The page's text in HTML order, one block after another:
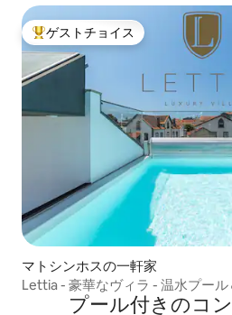
大好評のゲストチョイスです。
ゲストチョイス
マトシンホスの一軒家
Lettia - 豪華なヴィラ - 温水プー
プール付きのコ